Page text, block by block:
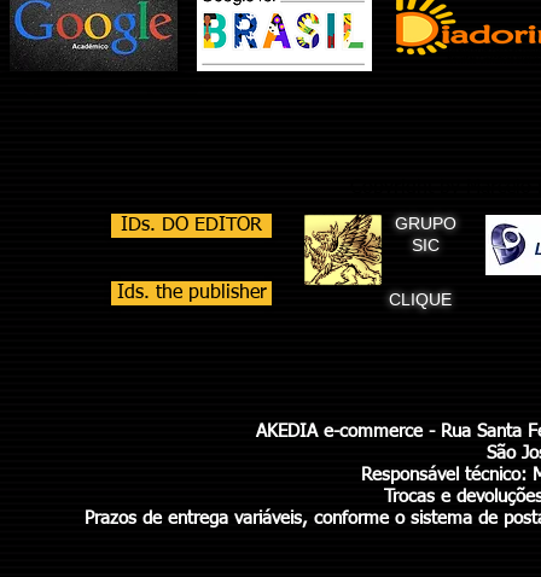
IDs. DO EDITOR
Ids. the publisher
GRUPO
SIC
CLIQUE
AKEDIA e-commerce - Rua Santa
São
Responsável técnico:
Trocas e
Prazos de entrega variáveis, conforme o sistema de